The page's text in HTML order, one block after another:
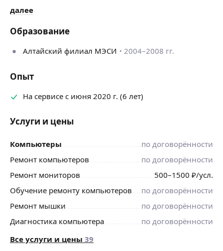
далее
Образование
Алтайский филиал МЭСИ 2004–2008 гг.
Опыт
На сервисе с июня 2020 г. (6 лет)
Услуги и цены
Компьютеры
по договорённости
Ремонт компьютеров
по договорённости
Ремонт мониторов
500–1500 ₽/усл.
Обучение ремонту компьютеров
по договорённости
Ремонт мышки
по договорённости
Диагностика компьютера
по договорённости
Все услуги и цены 39